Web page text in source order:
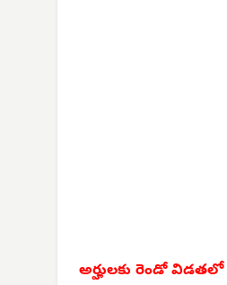
అర్హులకు రెండో విడతలో